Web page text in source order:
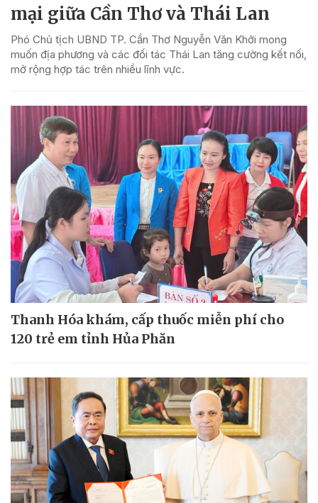
mại giữa Cần Thơ và Thái Lan
Phó Chủ tịch UBND TP. Cần Thơ Nguyễn Văn Khởi mong
muốn địa phương và các đối tác Thái Lan tăng cường kết nối,
mở rộng hợp tác trên nhiều lĩnh vực.
Thanh Hóa khám, cấp thuốc miễn phí cho
120 trẻ em tỉnh Hủa Phăn